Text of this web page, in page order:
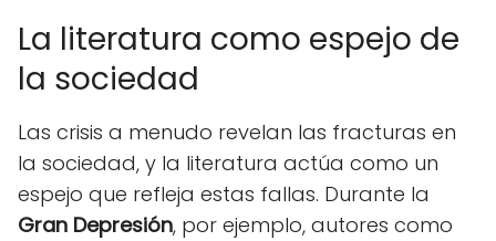
La literatura como espejo de
la sociedad
Las crisis a menudo revelan las fracturas en
la sociedad, y la literatura actúa como un
espejo que refleja estas fallas. Durante la
Gran Depresión, por ejemplo, autores como